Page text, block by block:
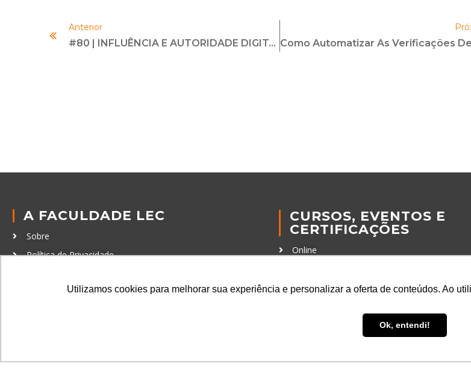
Utilizamos cookies para melhorar sua experiência e personalizar a oferta de conteúdos. Ao
Ok, entendi!
Anterior
#80 | INFLUÊNCIA E AUTORIDADE DIGITAL | Com Flávia Gamonar
A FACULDADE LEC
Sobre
Política de Privacidade
Código de Conduta
Autenticação de documentos
CURSOS, EVENTOS E
CERTIFICAÇÕES
Online
Eventos